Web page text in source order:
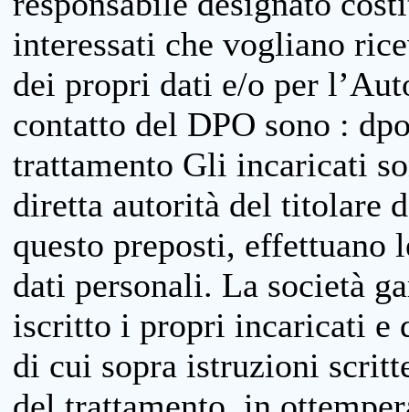
interessati che vogliano
dei propri dati e/o per
contatto del DPO sono :
trattamento Gli incaricati
diretta autorità del titolare
questo preposti, effettuano
dati personali. La società
iscritto i propri incaricati e
di cui sopra istruzioni